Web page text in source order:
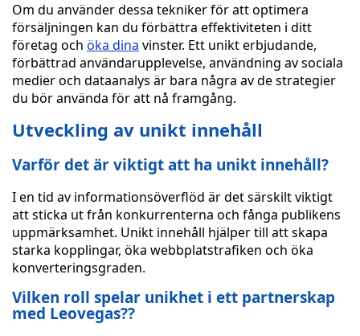
Om du använder dessa tekniker för att optimera
försäljningen kan du förbättra effektiviteten i ditt
företag och öka dina vinster. Ett unikt erbjudande,
förbättrad användarupplevelse, användning av sociala
medier och dataanalys är bara några av de strategier
du bör använda för att nå framgång.
Utveckling av unikt innehåll
Varför det är viktigt att ha unikt innehåll?
I en tid av informationsöverflöd är det särskilt viktigt
att sticka ut från konkurrenterna och fånga publikens
uppmärksamhet. Unikt innehåll hjälper till att skapa
starka kopplingar, öka webbplatstrafiken och öka
konverteringsgraden.
Vilken roll spelar unikhet i ett partnerskap
med Leovegas??